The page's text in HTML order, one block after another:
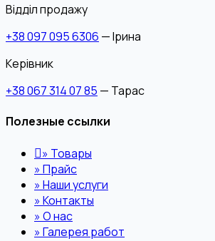
Відділ продажу
+38 097 095 6306 — Ірина
Керівник
+38 067 314 07 85 — Тарас
Полезные ссылки
» Товары
»Прайс
»Наши услуги
»Контакты
»О нас
»Галерея работ